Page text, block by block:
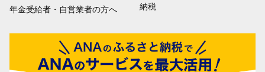
年金受給者・自営業者の方へ
納税